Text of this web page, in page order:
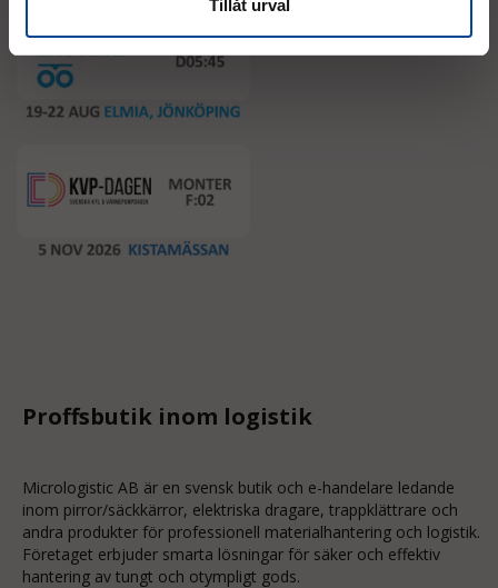
Tillåt urval
Proffsbutik inom logistik
Micrologistic AB är en svensk butik och e-handelare ledande
inom pirror/säckkärror, elektriska dragare, trappklättrare och
andra produkter för professionell materialhantering och logistik.
Företaget erbjuder smarta lösningar för säker och effektiv
hantering av tungt och otympligt gods.